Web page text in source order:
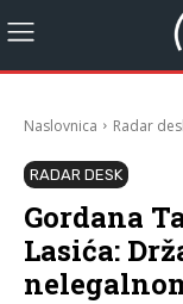
Naslovnica Radar
RADAR DESK
Gordana
Lasića: